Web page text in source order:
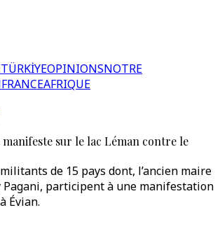
TÜRKİYEOPINIONSNOTRE
FRANCEAFRIQUE
sur le lac Léman contre le
de 15 pays dont, l’ancien maire
Pagani, participent à une manifestation
Évian.